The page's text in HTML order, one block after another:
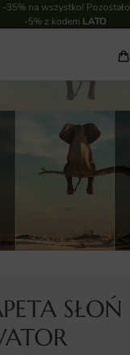
35% na wszystko! Pozostało
-5% z kodem LATO
SŁOŃ